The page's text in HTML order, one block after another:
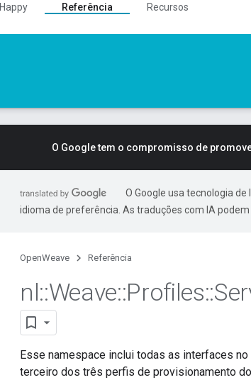
Happy Referência
Recursos
O Google tem o compromisso de
O Google usa tecnologia
idioma de preferência. As traduções com IA podem
OpenWeave Referência
nl::Weave::Profiles::
Esse namespace inclui todas as interfaces
terceiro dos três perfis de provisionamento